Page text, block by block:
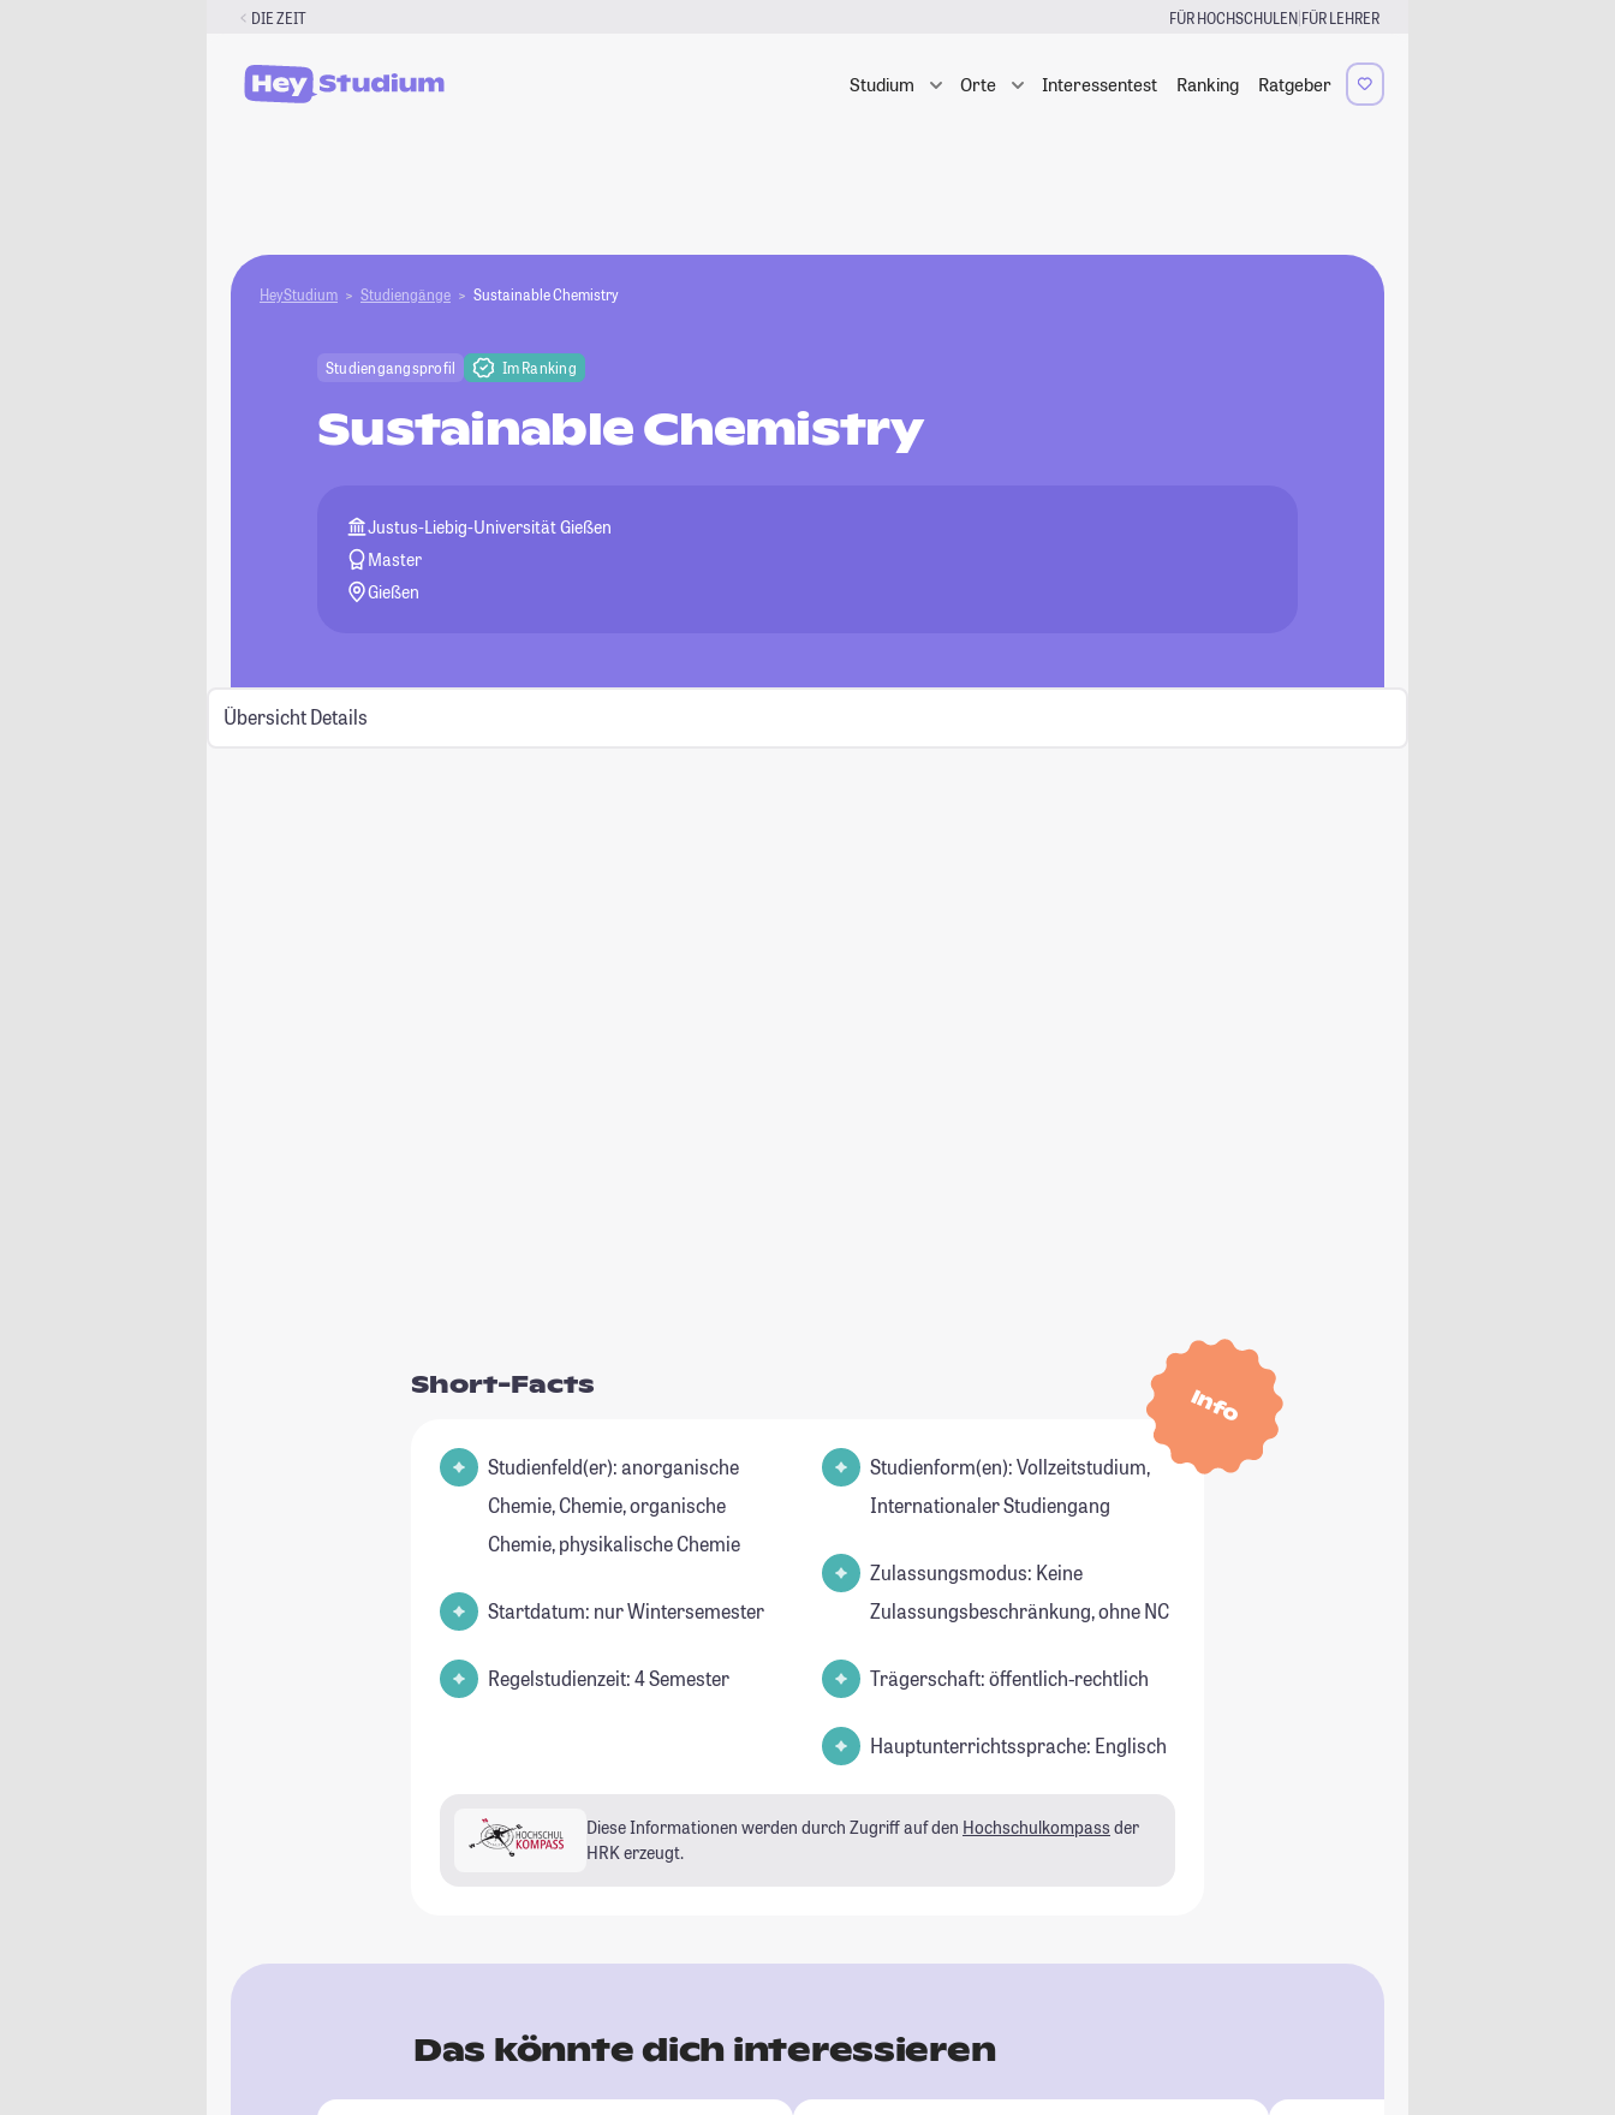
DIE ZEIT FÜR HOCHSCHULEN|FÜR LEHRER
Studium Orte Interessentest Ranking Ratgeber
HeyStudium Studiengänge Sustainable Chemistry
Studiengangsprofil Im Ranking
Sustainable Chemistry
Justus-Liebig-Universität Gießen
Master
Gießen
Übersicht Details
Info
Short-Facts
Studienfeld(er): anorganische
Chemie, Chemie, organische
Chemie, physikalische Chemie
Startdatum: nur Wintersemester
Regelstudienzeit: 4 Semester
Studienform(en): Vollzeitstudium,
Internationaler Studiengang
Zulassungsmodus: Keine
Zulassungsbeschränkung, ohne NC
Trägerschaft: öffentlich-rechtlich
Hauptunterrichtssprache: Englisch
Diese Informationen werden durch Zugriff auf den Hochschulkompass der
HRK erzeugt.
Das könnte dich interessieren